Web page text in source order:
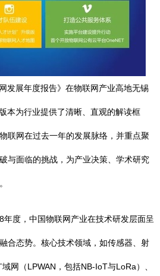
发展年度报告》在物联网产业高地无锡
本为行业提供了清晰、直观的解读框
联网在过去一年的发展脉络，并重点聚
与面临的挑战，为产业决策、学术研究
度，中国物联网产业在技术研发层面呈
合态势。核心技术领域，如传感器、射
网（LPWAN，包括NB-IoT与LoRa）、